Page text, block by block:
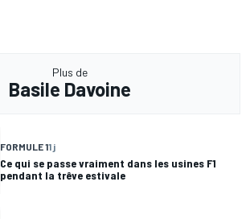
Plus de
Basile Davoine
FORMULE 11 j
Ce qui se passe vraiment dans les usines F1
pendant la trêve estivale